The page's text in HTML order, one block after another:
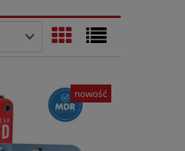
nowość